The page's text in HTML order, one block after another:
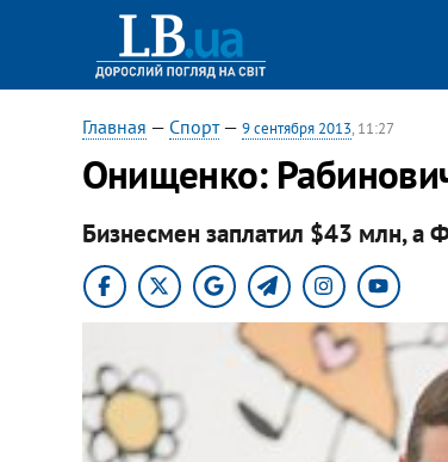
Главная — Спорт— 9 сентября 2013, 11:27
Онищенко:
Бизнесмен заплатил $43 млн, а